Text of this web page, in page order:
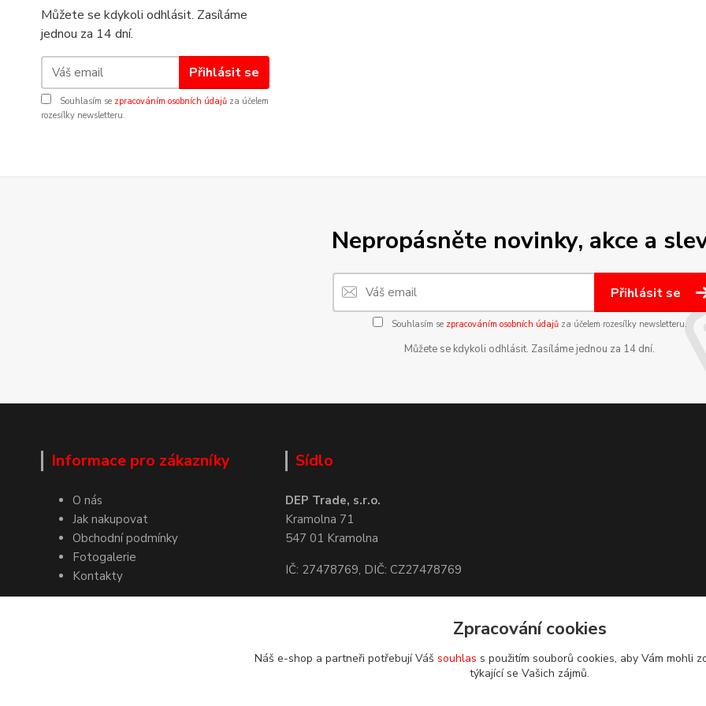
Můžete se kdykoli odhlásit. Zasíláme
jednou za 14 dní.
Přihlásit se
Souhlasím se zpracováním osobních údajů za účelem
rozesílky newsletteru.
Nepropásněte novinky, akce a
Přihlásit se
Souhlasím se zpracováním osobních údajůza účelem rozesílky newsletteru.
Můžete se kdykoli odhlásit. Zasíláme jednou za 14 dní.
Informace pro zákazníky
O nás
Jak nakupovat
Obchodní podmínky
Fotogalerie
Kontakty
Sídlo
DEP Trade, s.r.o.
Kramolna 71
547 01 Kramolna
IČ: 27478769, DIČ: CZ27478769
Zpracování cookies
Náš e-shop a partneři potřebují Váš souhlas s použitím souborů cookies, aby Vám mohli
týkající se Vašich zájmů.